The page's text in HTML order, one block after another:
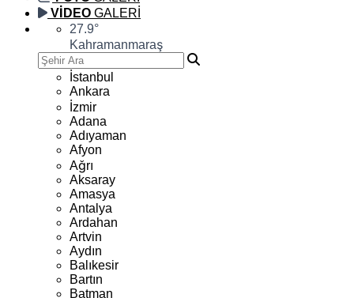
VİDEO GALERİ
27.9°
Kahramanmaraş
İstanbul
Ankara
İzmir
Adana
Adıyaman
Afyon
Ağrı
Aksaray
Amasya
Antalya
Ardahan
Artvin
Aydın
Balıkesir
Bartın
Batman